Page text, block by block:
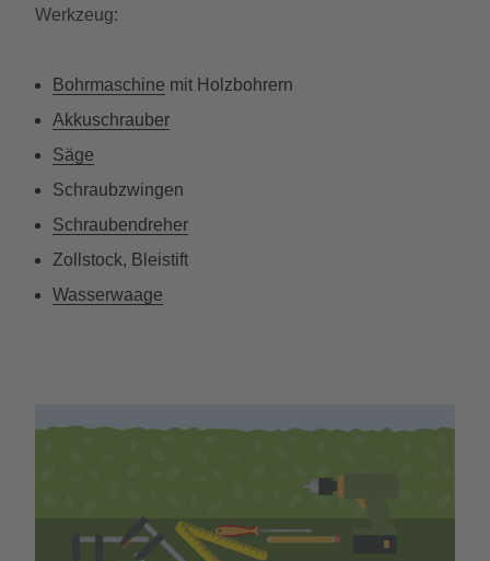
Werkzeug:
Bohrmaschine mit Holzbohrern
Akkuschrauber
Säge
Schraubzwingen
Schraubendreher
Zollstock, Bleistift
Wasserwaage